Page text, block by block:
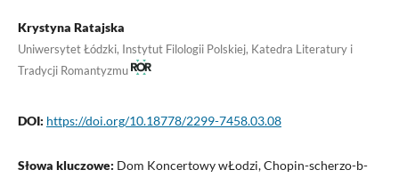
Krystyna Ratajska
Uniwersytet Łódzki, Instytut Filologii Polskiej, Katedra Literatury i
Tradycji Romantyzmu
DOI: https://doi.org/10.18778/2299-7458.03.08
Słowa kluczowe: Dom Koncertowy wŁodzi, Chopin-scherzo-b-